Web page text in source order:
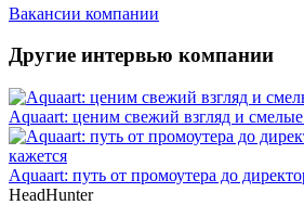
Вакансии компании
Другие интервью компании
Aquaart: ценим свежий взгляд и
Aquaart: путь от промоутера до
HeadHunter